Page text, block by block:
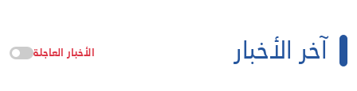
آخر الأخبار الأخبار العاجلة